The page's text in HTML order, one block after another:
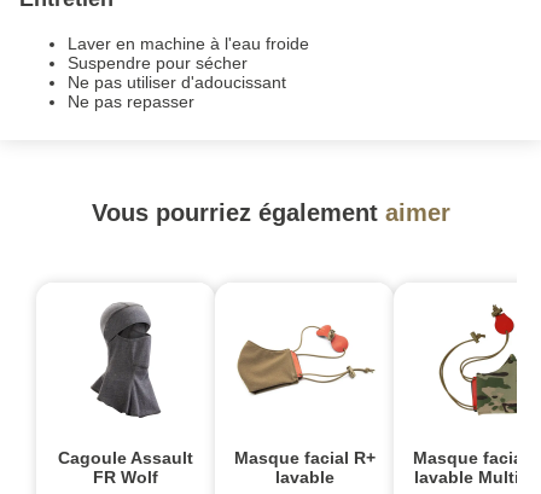
Laver en machine à l'eau froide
Suspendre pour sécher
Ne pas utiliser d'adoucissant
Ne pas repasser
Vous pourriez également aimer
Cagoule Assault
FR Wolf
Masque facial R+
lavable
Masque facial
lavable